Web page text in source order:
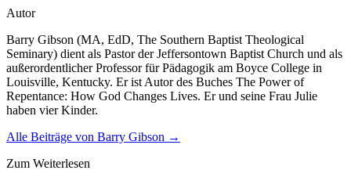
Autor
Barry Gibson (MA, EdD, The Southern Baptist Theological
Seminary) dient als Pastor der Jeffersontown Baptist Church und als
außerordentlicher Professor für Pädagogik am Boyce College in
Louisville, Kentucky. Er ist Autor des Buches The Power of
Repentance: How God Changes Lives. Er und seine Frau Julie
haben vier Kinder.
Alle Beiträge von Barry Gibson →
Zum Weiterlesen